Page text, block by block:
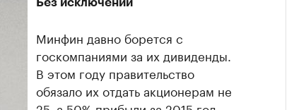
Без исключений
Минфин давно борется с
госкомпаниями за их дивиденды.
В этом году правительство
обязало их отдать акционерам не